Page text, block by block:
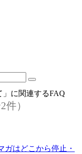
」に関連するFAQ
）
はどこから停止・